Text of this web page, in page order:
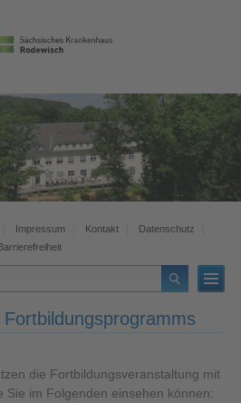
Impressum Kontakt
Datenschutz
die Fortbildungsveranstaltung mit
Sie im Folgenden einsehen können: